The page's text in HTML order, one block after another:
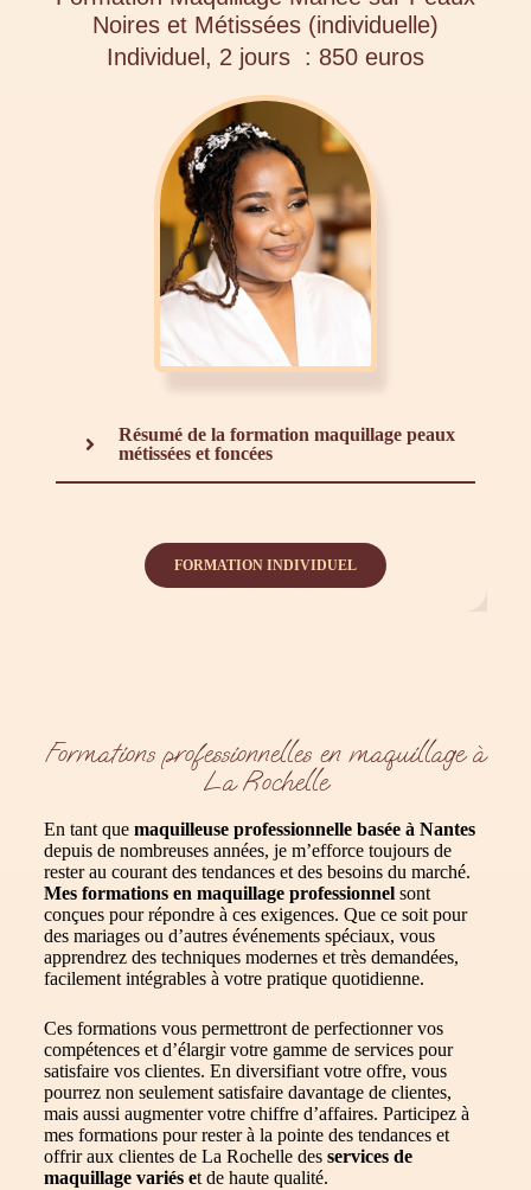
Noires et Métissées (individuelle)
Individuel, 2 jours : 850 euros
Résumé de la formation maquillage peaux
métissées et foncées
FORMATION INDIVIDUEL
Formations professionnelles en maquillage à
La Rochelle
En tant que maquilleuse professionnelle basée à Nantes
depuis de nombreuses années, je m’efforce toujours de
rester au courant des tendances et des besoins du marché.
Mes formations en maquillage professionnelsont
conçues pour répondre à ces exigences. Que ce soit pour
des mariages ou d’autres événements spéciaux, vous
apprendrez des techniques modernes et très demandées,
facilement intégrables à votre pratique quotidienne.
Ces formations vous permettront de perfectionner vos
compétences et d’élargir votre gamme de services pour
satisfaire vos clientes. En diversifiant votre offre, vous
pourrez non seulement satisfaire davantage de clientes,
mais aussi augmenter votre chiffre d’affaires. Participez à
mes formations pour rester à la pointe des tendances et
offrir aux clientes de La Rochelle des services de
maquillage variés et de haute qualité.